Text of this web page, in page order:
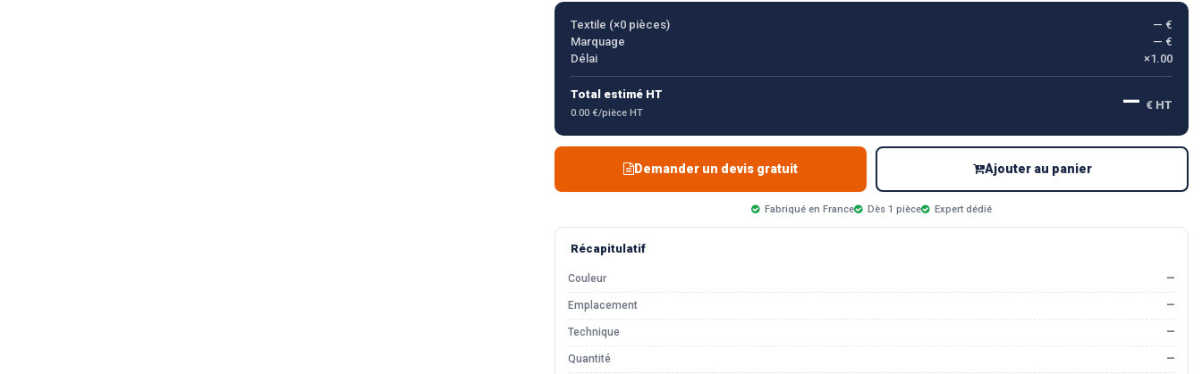
Textile (×0pièces)
— €
Marquage
— €
Délai
×1.00
Total estimé HT
0.00 €/pièce HT — € HT
Demander un devis gratuit Ajouter au panier
Fabriqué en France Dès 1 pièce Expert dédié
Récapitulatif
Couleur —
Emplacement —
Technique —
Quantité —